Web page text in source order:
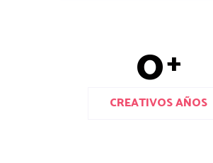
0+
CREATIVOS AÑOS